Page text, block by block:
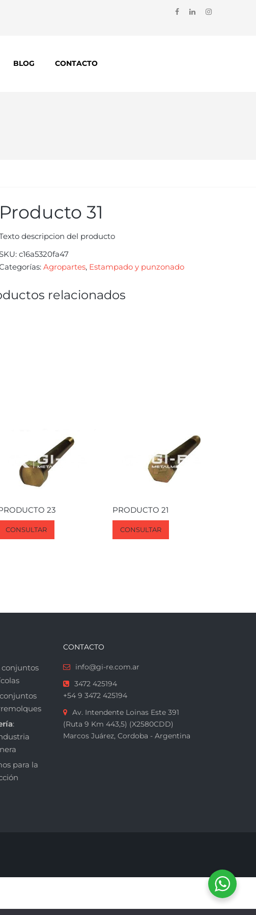
BLOG CONTACTO
Producto 31
descripcion del producto
c16a5320fa47
Agropartes, Estampado y punzonado
relacionados
23
CONSULTAR
PRODUCTO 21
CONSULTAR
conjuntos
:
para la
CONTACTO
info@gi-re.com.ar
3472 425194
+54 9 3472 425194
Av. Intendente Loinas Este 391
(Ruta 9 Km 443,5) (X2580CDD)
Marcos Juárez, Cordoba - Argentina